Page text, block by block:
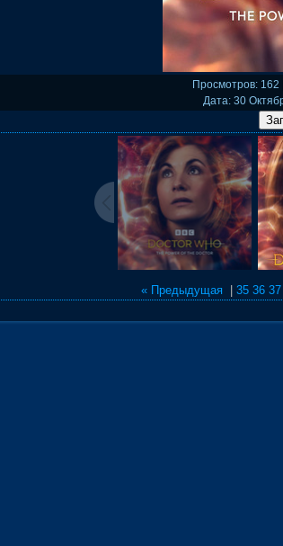
Просмотров: 162 |
Дата: 30
« Предыдущая 35 36 37